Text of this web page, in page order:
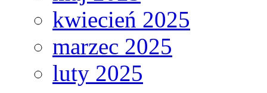
kwiecień 2025
marzec 2025
luty 2025